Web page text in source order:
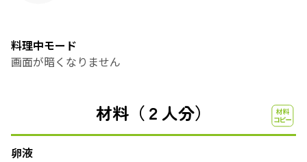
料理中モード
画面が暗くなりません
材料（２人分）
卵液